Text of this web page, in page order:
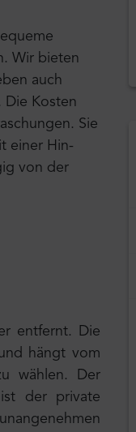
Wir bieten
auch
Die Kosten
Sie
einer Hin-
von der
entfernt. Die
hängt vom
wählen. Der
der private